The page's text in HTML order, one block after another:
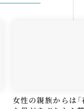
女性の親族からは